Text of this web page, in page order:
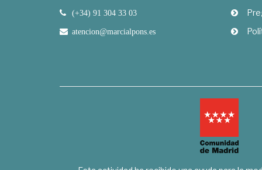
(+34) 91 304 33 03
atencion@marcialpons.es